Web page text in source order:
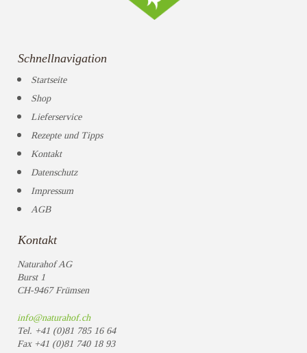
Schnellnavigation
Startseite
Shop
Lieferservice
Rezepte und Tipps
Kontakt
Datenschutz
Impressum
AGB
Kontakt
Naturahof AG
Burst 1
CH-9467 Frümsen
info@naturahof.ch
Tel. +41 (0)81 785 16 64
Fax +41 (0)81 740 18 93